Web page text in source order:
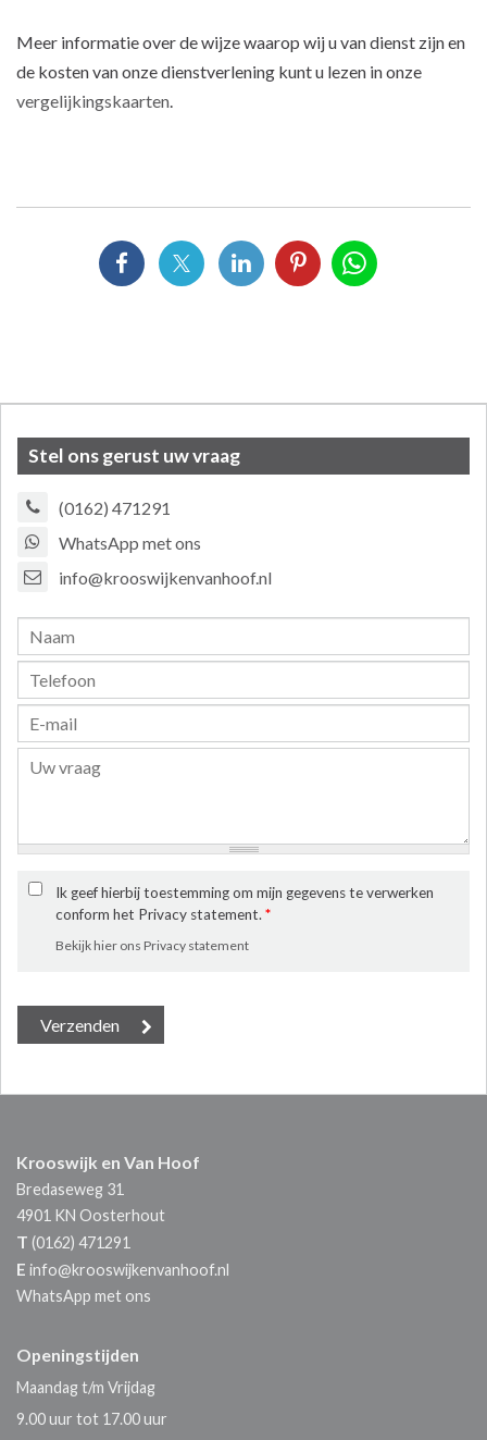
Meer informatie over de wijze waarop wij u van dienst zijn en
de kosten van onze dienstverlening kunt u lezen in onze
vergelijkingskaarten.
Stel ons gerust uw vraag
(0162) 471291
WhatsApp met ons
info@krooswijkenvanhoof.nl
Ik geef hierbij toestemming om mijn gegevens te verwerken
conform het Privacy statement. *
Bekijk hier ons Privacy statement
Krooswijk en Van Hoof
Bredaseweg 31
4901 KN Oosterhout
T (0162) 471291
E info@krooswijkenvanhoof.nl
WhatsApp met ons
Openingstijden
Maandag t/m Vrijdag
9.00 uur tot 17.00 uur